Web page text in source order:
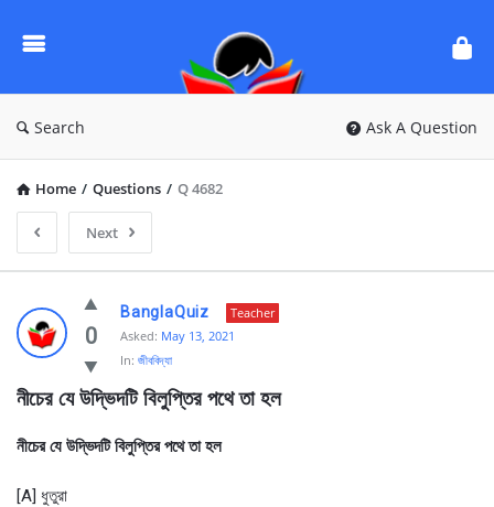
Questions
Search Ask A Question
Home / Questions / Q 4682
Next
Ask
Questions
BanglaQuiz
Latest
0
BanglaQuiz
Teacher
Asked: May 13, 2021
In: জীববিদ্যা
নীচের যে উদ্ভিদটি বিলুপ্তির পথে তা হল
নীচের যে উদ্ভিদটি বিলুপ্তির পথে তা হল
[A] ধুতুরা